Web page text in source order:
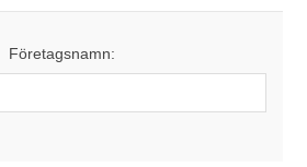
Företagsnamn: